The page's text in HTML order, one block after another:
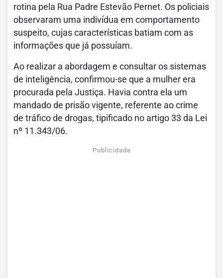
rotina pela Rua Padre Estevão Pernet. Os policiais
observaram uma indivídua em comportamento
suspeito, cujas características batiam com as
informações que já possuíam.
Ao realizar a abordagem e consultar os sistemas
de inteligência, confirmou-se que a mulher era
procurada pela Justiça. Havia contra ela um
mandado de prisão vigente, referente ao crime
de tráfico de drogas, tipificado no artigo 33 da Lei
nº 11.343/06.
Publicidade